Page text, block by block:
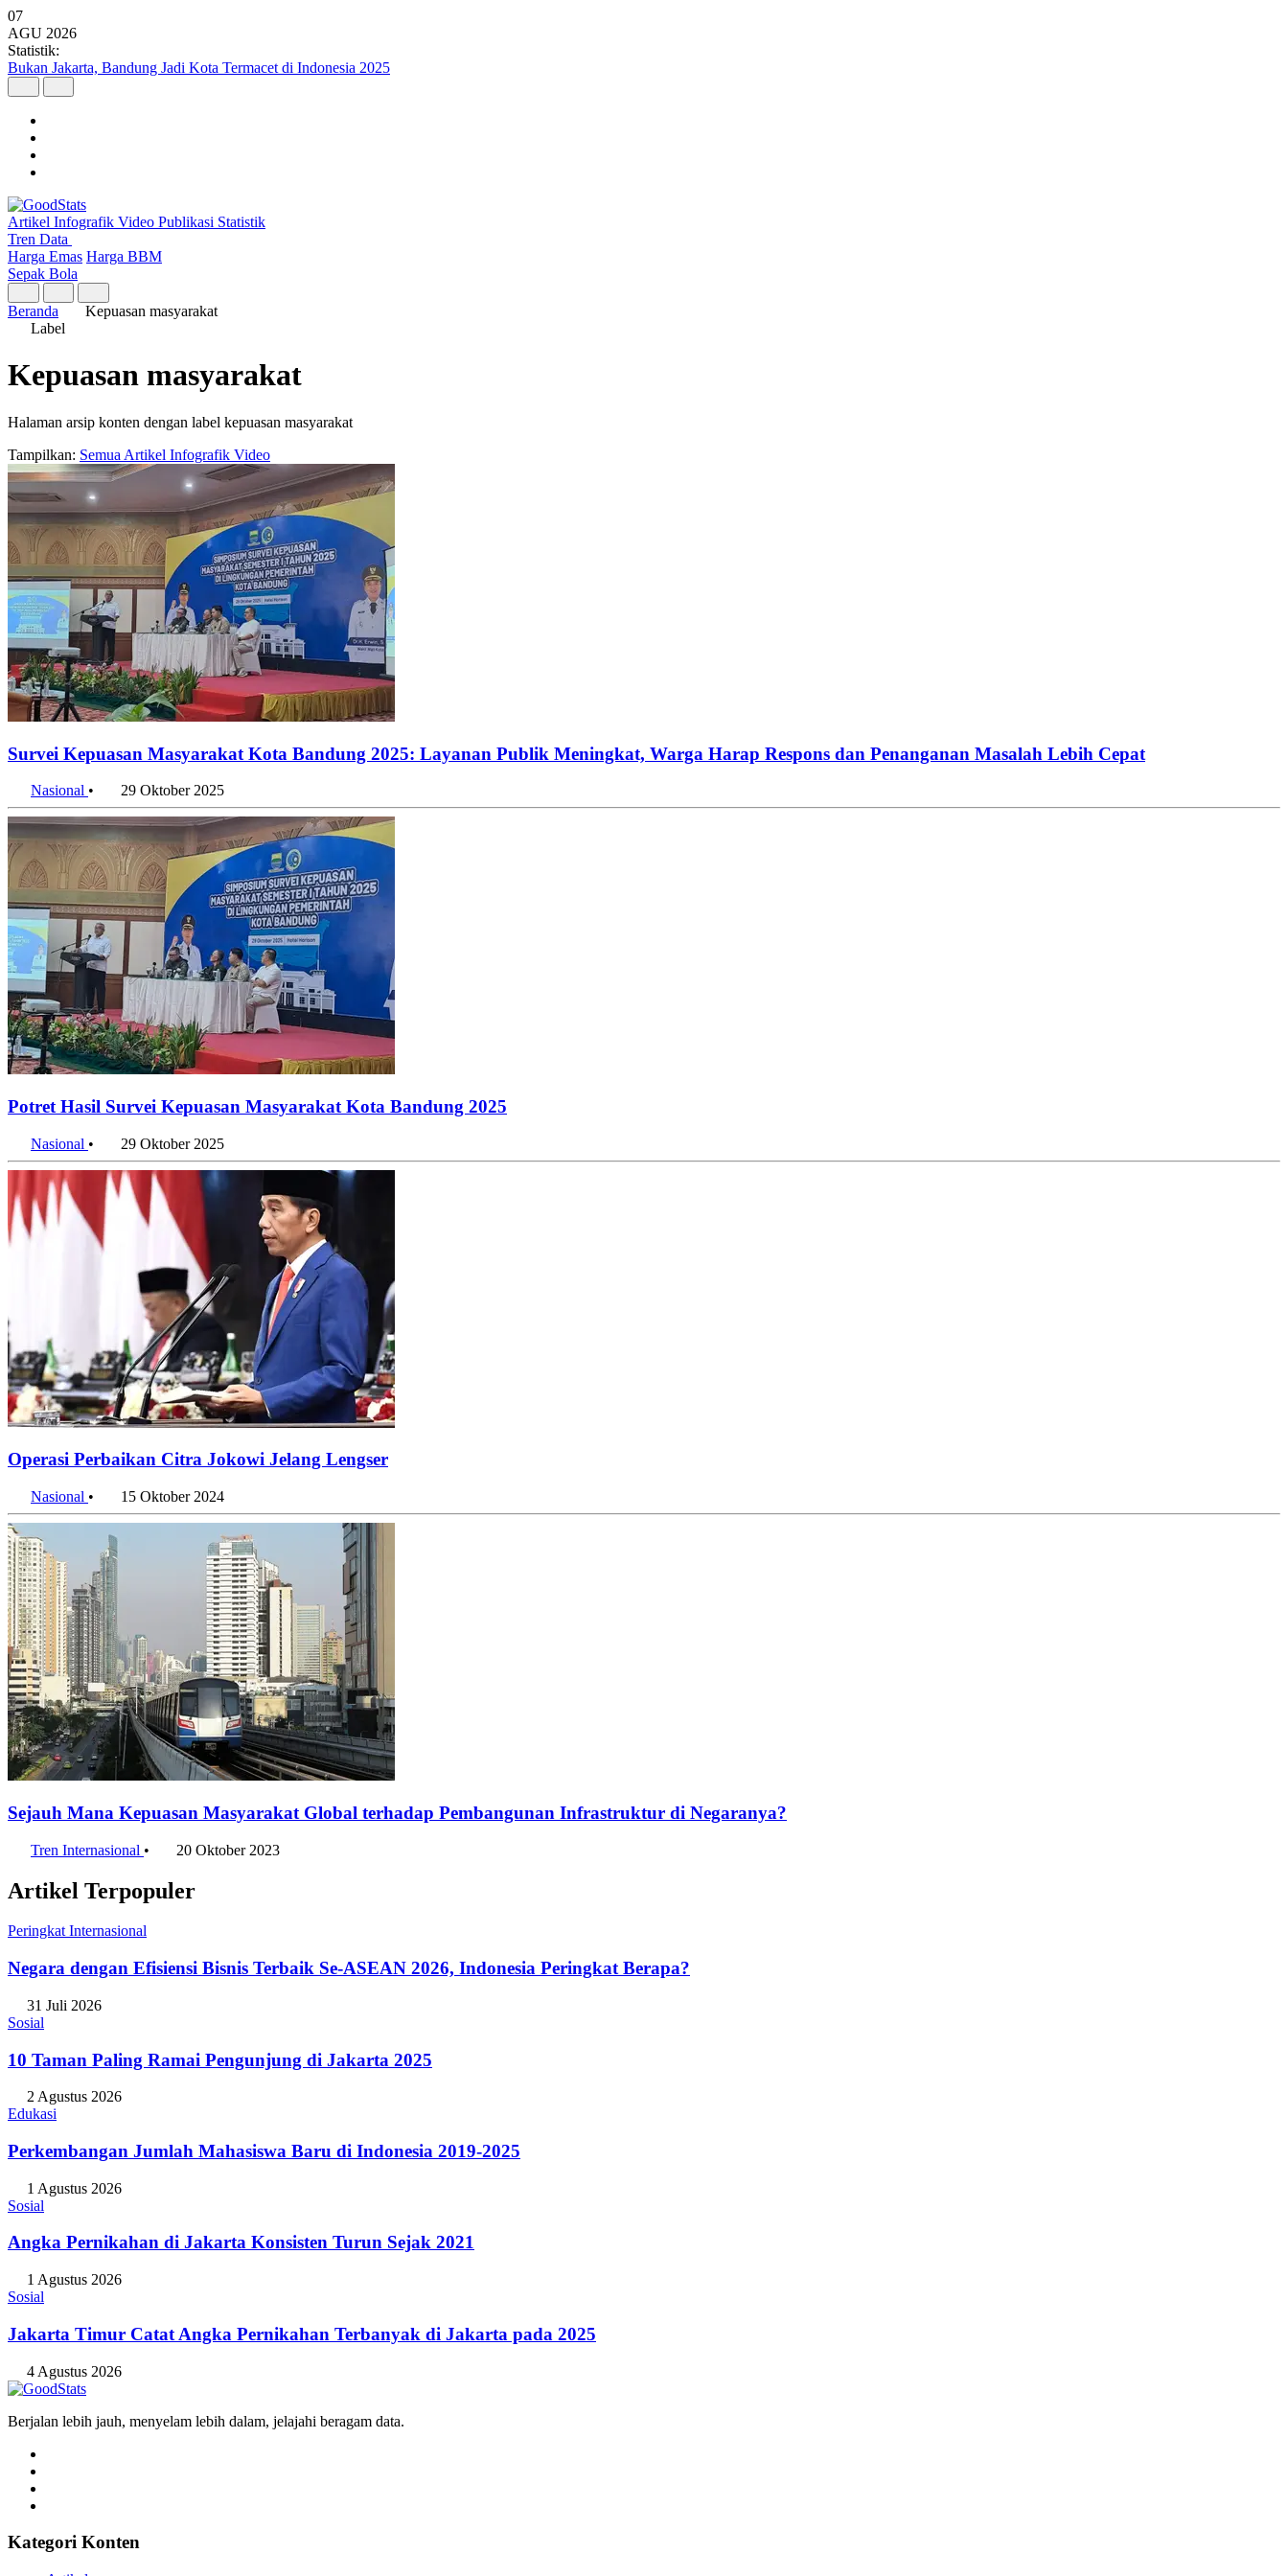
07
AGU 2026
Statistik:
Bukan Jakarta, Bandung Jadi Kota Termacet di Indonesia 2025
Artikel Infografik Video Publikasi Statistik
Tren Data
Harga Emas Harga BBM
Sepak Bola
Beranda
Kepuasan masyarakat
Label
Kepuasan masyarakat
Halaman arsip konten dengan label kepuasan masyarakat
Tampilkan: Semua Artikel Infografik Video
Survei Kepuasan Masyarakat Kota Bandung 2025: Layanan Publik Meningkat, Warga Harap Respons dan Penanganan Masalah Lebih Cepat
Nasional • 29 Oktober 2025
Potret Hasil Survei Kepuasan Masyarakat Kota Bandung 2025
Nasional • 29 Oktober 2025
Operasi Perbaikan Citra Jokowi Jelang Lengser
Nasional • 15 Oktober 2024
Sejauh Mana Kepuasan Masyarakat Global terhadap Pembangunan Infrastruktur di Negaranya?
Tren Internasional • 20 Oktober 2023
Artikel Terpopuler
Peringkat Internasional
Negara dengan Efisiensi Bisnis Terbaik Se-ASEAN 2026, Indonesia Peringkat Berapa?
31 Juli 2026
Sosial
10 Taman Paling Ramai Pengunjung di Jakarta 2025
2 Agustus 2026
Edukasi
Perkembangan Jumlah Mahasiswa Baru di Indonesia 2019-2025
1 Agustus 2026
Sosial
Angka Pernikahan di Jakarta Konsisten Turun Sejak 2021
1 Agustus 2026
Sosial
Jakarta Timur Catat Angka Pernikahan Terbanyak di Jakarta pada 2025
4 Agustus 2026
Berjalan lebih jauh, menyelam lebih dalam, jelajahi beragam data.
Kategori Konten